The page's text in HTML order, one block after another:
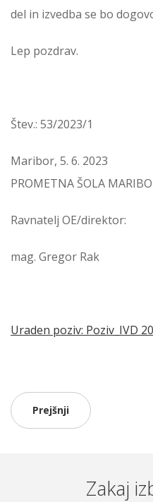
del in izvedba se bo
Lep pozdrav.
Štev.: 53/2023/1
Maribor,
PROMETNA ŠOLA
Ravnatelj OE/direktor:
mag. Gregor Rak
Uraden poziv: Poziv_IVD
Prejšnji
Zakaj